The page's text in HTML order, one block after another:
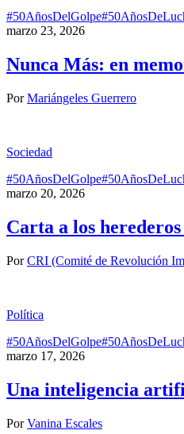
#50AñosDelGolpe
marzo 23, 2026
Nunca Más: en
PorMariángeles Guerrero
Sociedad
#50AñosDelGolpe
marzo 20, 2026
Carta a los
PorCRI (Comité de Revolución
Política
#50AñosDelGolpe
marzo 17, 2026
Una inteligencia
PorVanina Escales